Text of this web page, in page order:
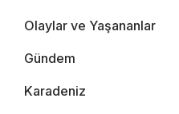
Olaylar ve Yaşananlar
Gündem
Karadeniz